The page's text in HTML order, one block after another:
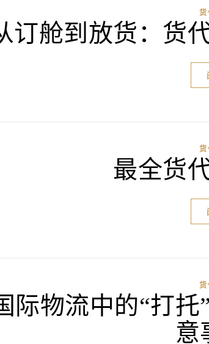
订舱到放货：货
最全货
际物流中的“打
意